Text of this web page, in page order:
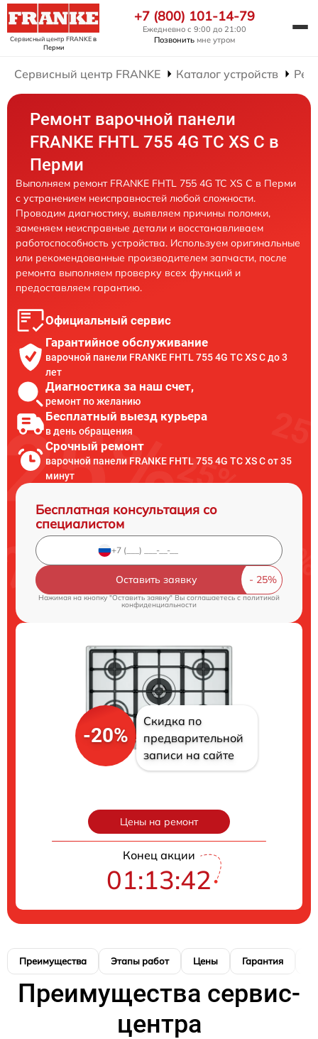
Сервисный центр FRANKEв
Перми
+7 (800) 101-14-79
Ежедневно с 9:00 до 21:00
Позвонить мне утром
Сервисный центр FRANKE Каталог устройств
Ремонт варочной панели
FRANKE FHTL 755 4G TC XS C в
Перми
Выполняем ремонт FRANKE FHTL 755 4G TC XS C в Перми
с устранением неисправностей любой сложности.
Проводим диагностику, выявляем причины поломки,
заменяем неисправные детали и восстанавливаем
работоспособность устройства. Используем оригинальные
или рекомендованные производителем запчасти, после
ремонта выполняем проверку всех функций и
предоставляем гарантию.
Официальный сервис
Гарантийное обслуживание
варочной панели FRANKE FHTL 755 4G TC XS C до 3
лет
Диагностика за наш счет,
ремонт по желанию
Бесплатный выезд курьера
в день обращения
Срочный ремонт
варочной панели FRANKE FHTL 755 4G TC XS C от 35
минут
Бесплатная консультация со
специалистом
Оставить заявку
Нажимая на кнопку "Оставить заявку" Вы соглашаетесь cполитикой
конфиденциальности
-20%
Скидка по
предварительной
записи на сайте
Цены на ремонт
Конец акции
01:13:41
Преимущества Этапы работ Цены Гарантия
Преимущества сервис-
центра